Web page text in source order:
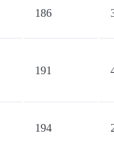
186
191
194